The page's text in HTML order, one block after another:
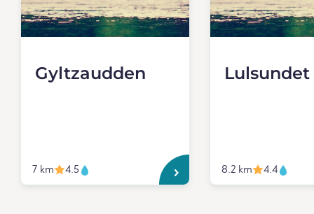
Gyltzaudden
7 km 4.5
Lulsundet
8.2 km 4.4